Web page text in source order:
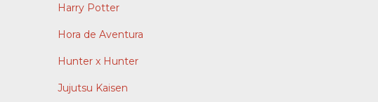
Harry Potter
Hora de Aventura
Hunter x Hunter
Jujutsu Kaisen